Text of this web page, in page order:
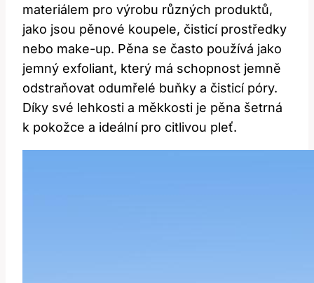
materiálem pro výrobu různých produktů,
jako jsou pěnové koupele, čisticí prostředky
nebo make-up. Pěna se často používá jako
jemný exfoliant, který má schopnost jemně
odstraňovat odumřelé buňky a čisticí póry.
Díky své lehkosti a měkkosti je pěna šetrná
k pokožce a ideální pro citlivou pleť.